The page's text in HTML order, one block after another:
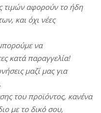
τιμών αφορούν το ήδη
, και όχι νέες
πορούμε να
κατάπαραγγελία!
μαζί μας για
τουπροϊόντος, κανένα
με το δικό σου,